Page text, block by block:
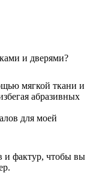
и дверями?
мягкой ткани и
абразивных
для моей
и фактур, чтобы вы